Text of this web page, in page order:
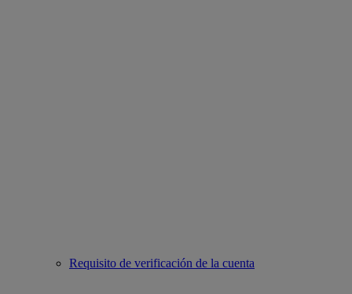
Requisito de verificación de la cuenta